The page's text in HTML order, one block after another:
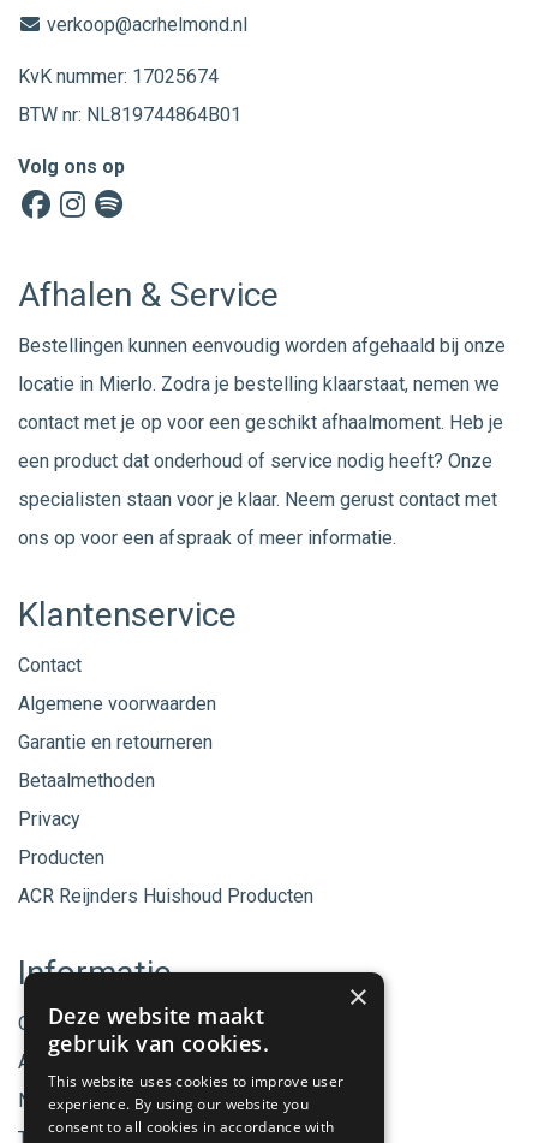
verkoop@acrhelmond.nl
KvK nummer: 17025674
BTW nr: NL819744864B01
Volg ons op
Afhalen & Service
Bestellingen kunnen eenvoudig worden afgehaald bij onze
locatie in Mierlo. Zodra je bestelling klaarstaat, nemen we
contact met je op voor een geschikt afhaalmoment. Heb je
een product dat onderhoud of service nodig heeft? Onze
specialisten staan voor je klaar. Neem gerust contact met
ons op voor een afspraak of meer informatie.
Klantenservice
Contact
Algemene voorwaarden
Garantie en retourneren
Betaalmethoden
Privacy
Producten
ACR Reijnders Huishoud Producten
Informatie
Onze merken
Aanbiedingen
Nieuwe producten
×
Deze website maakt
gebruik van cookies.
This website uses cookies to improve user
experience. By using our website you
consent to all cookies in accordance with